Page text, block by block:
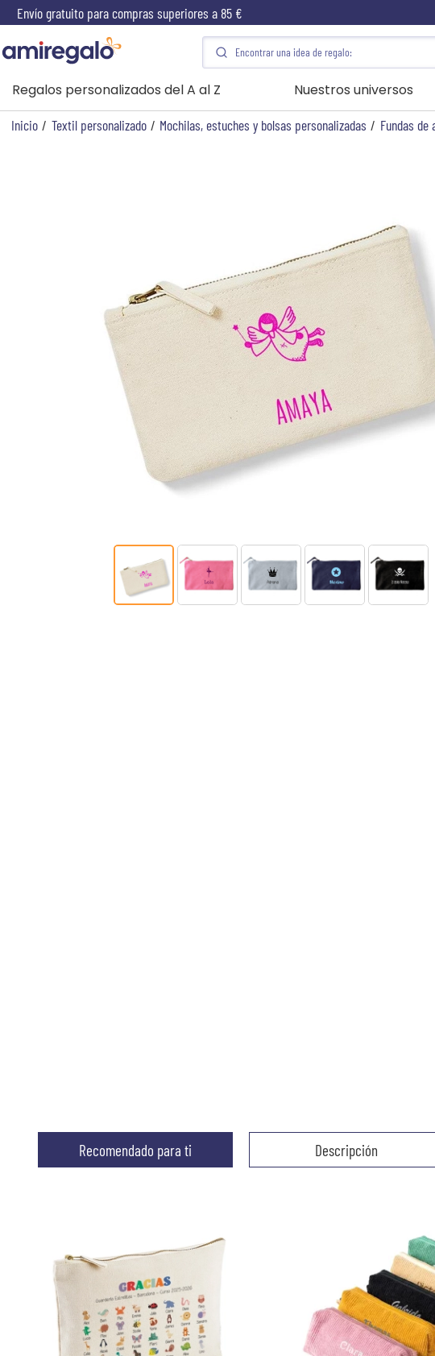
Envío gratuito para compras superiores a 85 €
Regalos personalizados del A al Z Nuestros universos
Inicio / Textil personalizado / Mochilas, estuches y bolsas personalizadas / Fundas de
Recomendado para ti Descripción